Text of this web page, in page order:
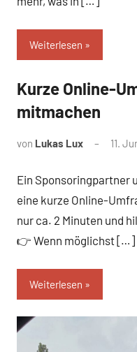
Weiterlesen
News
Kurze Online-
mitmachen
von Lukas Lux 11.
Ein Sponsoringpartner
eine kurze Online-
nur ca. 2 Minuten und
👉 Wenn möglichst […]
Weiterlesen